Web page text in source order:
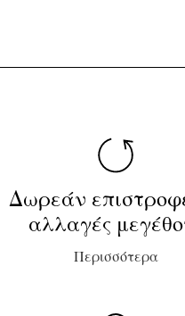
Δωρεάν
αλλαγές
Περισσότερα